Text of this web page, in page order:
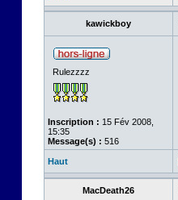
kawickboy
Rulezzzz
Inscription : 15 Fév 2008,
15:35
Message(s) : 516
Haut
MacDeath26